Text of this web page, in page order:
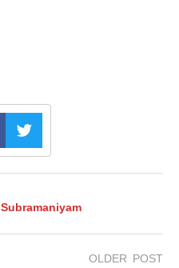
OLDER POST